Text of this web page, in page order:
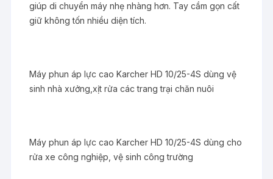
giúp di chuyển máy nhẹ nhàng hơn. Tay cầm gọn cất
giữ không tốn nhiều diện tích.
Máy phun áp lực cao Karcher HD 10/25-4S dùng vệ
sinh nhà xưởng,xịt rửa các trang trại chăn nuôi
Máy phun áp lực cao Karcher HD 10/25-4S dùng cho
rửa xe công nghiệp, vệ sinh công trường